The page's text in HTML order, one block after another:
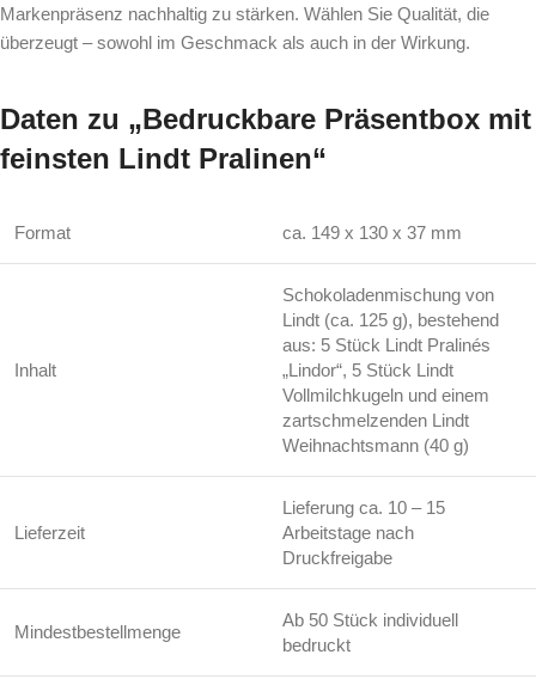
Markenpräsenz nachhaltig zu stärken. Wählen Sie Qualität, die
überzeugt – sowohl im Geschmack als auch in der Wirkung.
Daten zu „Bedruckbare Präsentbox mit
feinsten Lindt Pralinen“
Format ca. 149 x 130 x 37 mm
Inhalt
Schokoladenmischung von
Lindt (ca. 125 g), bestehend
aus: 5 Stück Lindt Pralinés
„Lindor“, 5 Stück Lindt
Vollmilchkugeln und einem
zartschmelzenden Lindt
Weihnachtsmann (40 g)
Lieferzeit
Lieferung ca. 10 – 15
Arbeitstage nach
Druckfreigabe
Mindestbestellmenge
Ab 50 Stück individuell
bedruckt